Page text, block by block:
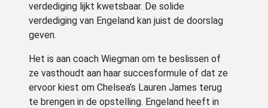
verdediging lijkt kwetsbaar. De solide
verdediging van Engeland kan juist de doorslag
geven.
Het is aan coach Wiegman om te beslissen of
ze vasthoudt aan haar succesformule of dat ze
ervoor kiest om Chelsea’s Lauren James terug
te brengen in de opstelling. Engeland heeft in